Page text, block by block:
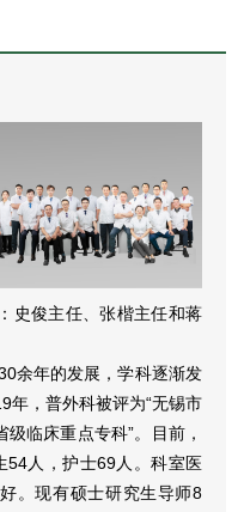
俊主任、张楷主任和蒋
年的发展，学科逐渐发
年，普外科被评为“无锡市
临床重点专科”。目前，
54人，护士69人。科室医
。现有硕士研究生导师8